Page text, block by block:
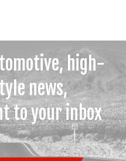
high-
news,
to your inbox